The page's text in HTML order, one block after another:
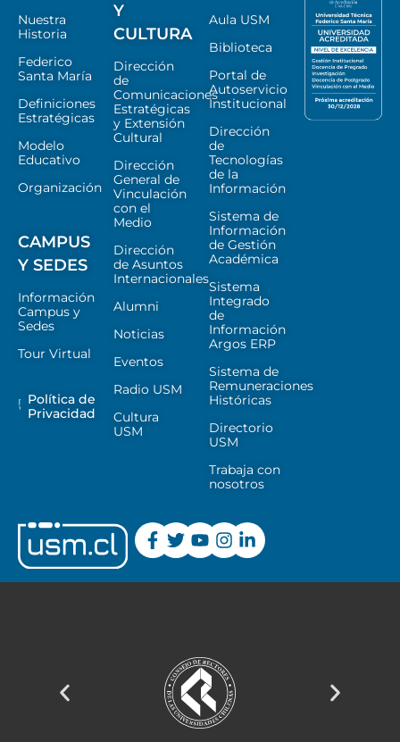
Nuestra
Historia
Federico
Santa María
Definiciones
Estratégicas
Modelo
Educativo
Organización
CAMPUS
Y SEDES
Información
Campus y
Sedes
Tour Virtual
Política de
Privacidad
Y
CULTURA
Dirección
de
Comunicaciones
Estratégicas
y Extensión
Cultural
Dirección
General de
Vinculación
con el
Medio
Dirección
de Asuntos
Internacionales
Alumni
Noticias
Eventos
Radio USM
Cultura
USM
Aula USM
Biblioteca
Portal de
Autoservicio
Institucional
Dirección
de
Tecnologías
de la
Información
Sistema de
Información
de Gestión
Académica
Sistema
Integrado
de
Información
Argos ERP
Sistema de
Remuneraciones
Históricas
Directorio
USM
Trabaja con
nosotros